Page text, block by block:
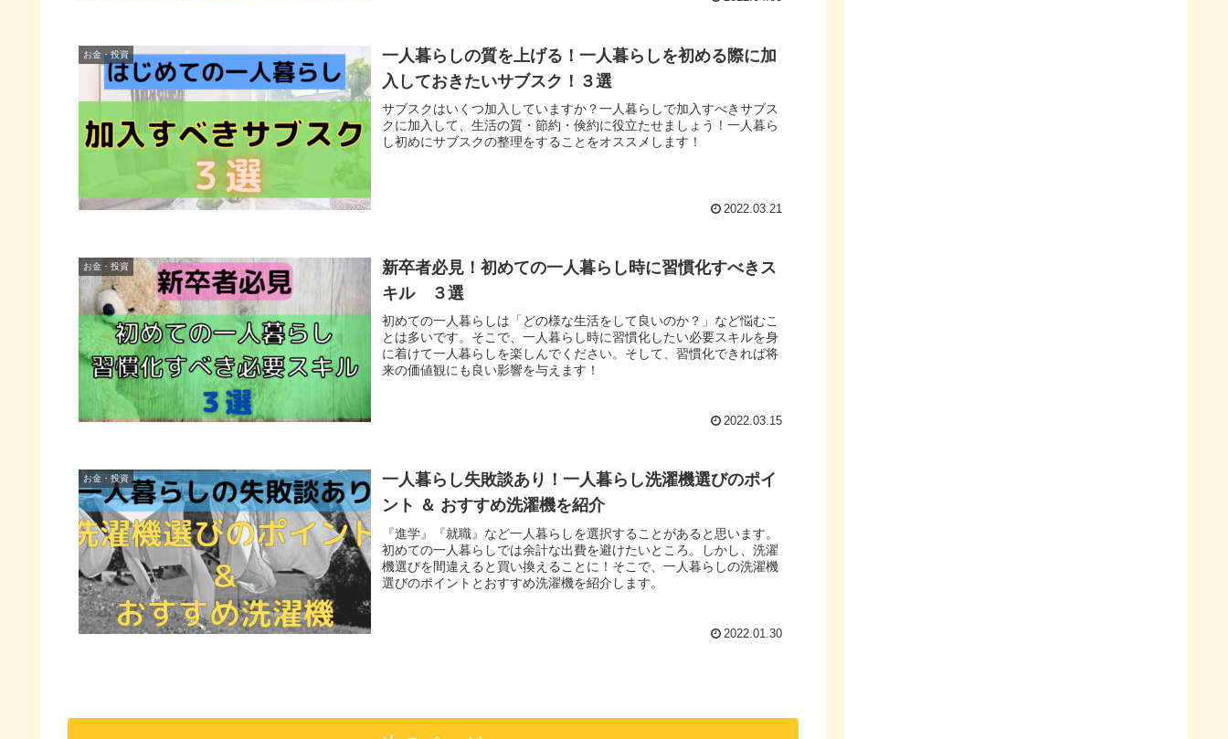
お金・投資
一人暮らしの質を上げる！一人暮らしを初める際に加
入しておきたいサブスク！３選
サブスクはいくつ加入していますか？一人暮らしで加入すべきサブス
クに加入して、生活の質・節約・倹約に役立たせましょう！一人暮ら
し初めにサブスクの整理をすることをオススメします！
2022.03.21
お金・投資
新卒者必見！初めての一人暮らし時に習慣化すべきス
キル ３選
初めての一人暮らしは「どの様な生活をして良いのか？」など悩むこ
とは多いです。そこで、一人暮らし時に習慣化したい必要スキルを身
に着けて一人暮らしを楽しんでください。そして、習慣化できれば将
来の価値観にも良い影響を与えます！
2022.03.15
お金・投資
一人暮らし失敗談あり！一人暮らし洗濯機選びのポイ
ント ＆ おすすめ洗濯機を紹介
『進学』『就職』など一人暮らしを選択することがあると思います。
初めての一人暮らしでは余計な出費を避けたいところ。しかし、洗濯
機選びを間違えると買い換えることに！そこで、一人暮らしの洗濯機
選びのポイントとおすすめ洗濯機を紹介します。
2022.01.30